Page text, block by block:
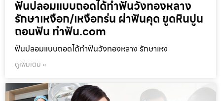
ฟันปลอมแบบถอดได้ทำฟันวังทองหลาง
รักษาเหงือก/เหงือกร่น ผ่าฟันคุด ขูดหินปูน
ถอนฟัน ทำฟัน.com
ฟันปลอมแบบถอดได้ทำฟันวังทองหลาง รักษาเหง
ดูเพิ่มเติม »